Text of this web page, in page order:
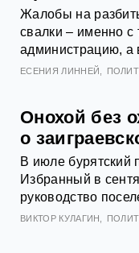
Жалобы на
свалки – именно с
администрацию,
ЕСЕНИЯ ЛИННЕЙ
Онохой без
о
В июле бурятский
Избранный в
руководство
ВИКТОР КУЛАГИН